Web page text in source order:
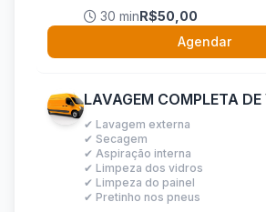
30 minR$50,00
Agendar
LAVAGEM COMPLETA DE
✔ Lavagem externa
✔ Secagem
✔ Aspiração interna
✔ Limpeza dos vidros
✔ Limpeza do painel
✔ Pretinho nos pneus